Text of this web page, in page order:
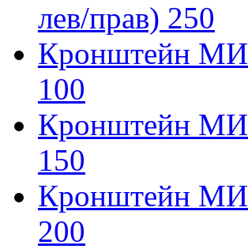
лев/прав) 250
Кронштейн МИ
100
Кронштейн МИ
150
Кронштейн МИ
200